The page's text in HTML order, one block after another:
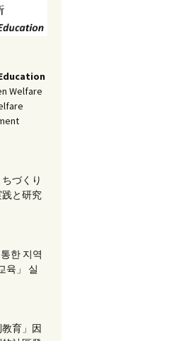
Welfare
づくり
と研究
한 지역
육」 실
育」因